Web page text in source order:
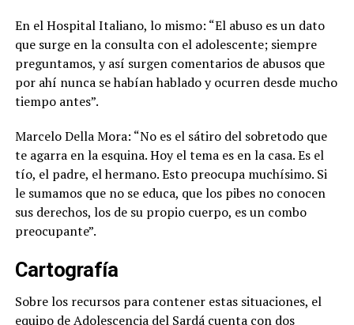
En el Hospital Italiano, lo mismo: “El abuso es un dato
que surge en la consulta con el adolescente; siempre
preguntamos, y así surgen comentarios de abusos que
por ahí nunca se habían hablado y ocurren desde mucho
tiempo antes”.
Marcelo Della Mora: “No es el sátiro del sobretodo que
te agarra en la esquina.Hoy el tema es en la casa. Es el
tío, el padre, el hermano. Esto preocupa muchísimo. Si
le sumamos que no se educa, que los pibes no conocen
sus derechos, los de su propio cuerpo, es un combo
preocupante”.
Cartografía
Sobre los recursos para contener estas situaciones, el
equipo de Adolescencia del Sardá cuenta con dos